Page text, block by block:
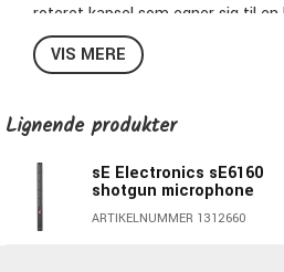
roteret kapsel som egner sig til
live lydapplikationer hvor man vil
muligt. Det kan være relevant på
Specifikationer
Matchet par
Sideadressekapsel muliggør tæt
VIS MERE
Lignende produkter
sE Electronics sE6160
shotgun microphone
ARTIKELNUMMER 1312660